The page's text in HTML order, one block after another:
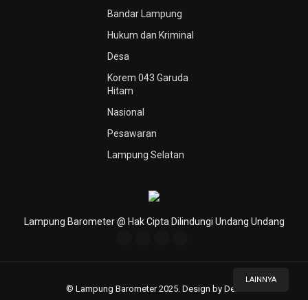
LAINNYA
Bandar Lampung
Hukum dan Kriminal
Desa
Korem 043 Garuda
Hitam
Nasional
Pesawaran
Lampung Selatan
Lampung Barometer @ Hak Cipta Dilindungi Undang Undang
© Lampung Barometer 2025. Design by Deni